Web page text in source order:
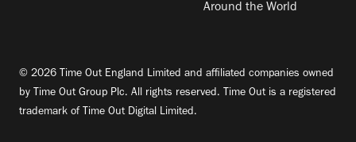
Around the World
© 2026 Time Out England Limited and affiliated companies owned
by Time Out Group Plc. All rights reserved. Time Out is a registered
trademark of Time Out Digital Limited.